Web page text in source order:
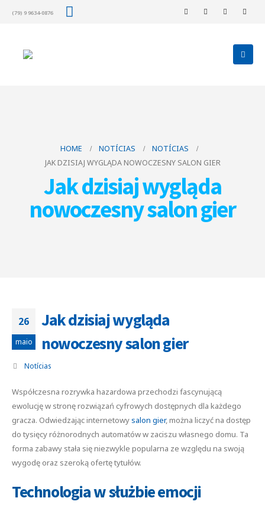
(79) 9 9634-0876
HOME NOTÍCIAS
NOTÍCIAS
JAK DZISIAJ WYGLĄDA NOWOCZESNY SALON GIER
Jak dzisiaj wygląda
nowoczesny salon gier
26
maio
Jak dzisiaj wygląda
nowoczesny salon gier
Notícias
Współczesna rozrywka hazardowa przechodzi fascynującą
ewolucję w stronę rozwiązań cyfrowych dostępnych dla każdego
gracza. Odwiedzając internetowysalon gier, można liczyć na dostęp
do tysięcy różnorodnych automatów w zaciszu własnego domu. Ta
forma zabawy stała się niezwykle popularna ze względu na swoją
wygodę oraz szeroką ofertę tytułów.
Technologia w służbie emocji